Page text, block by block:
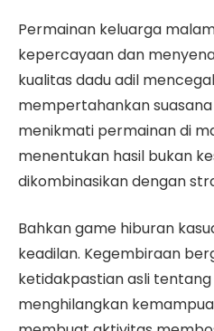
Permainan keluarga
kepercayaan dan
kualitas dadu adil
mempertahankan
menikmati permainan di
menentukan hasil bukan
dikombinasikan dengan
Bahkan game hiburan
keadilan. Kegembiraan
ketidakpastian asli tentang
menghilangkan